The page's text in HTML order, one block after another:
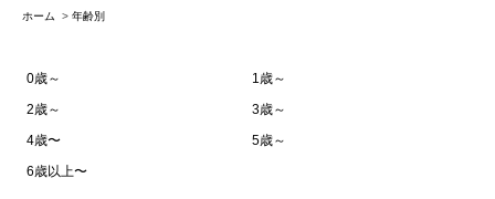
ホーム > 年齢別
0歳～
1歳～
2歳～
3歳～
4歳〜
5歳～
6歳以上〜